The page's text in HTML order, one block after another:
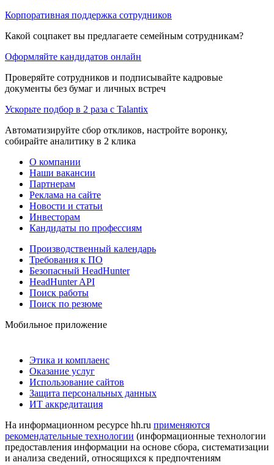
Корпоративная поддержка сотрудников
Какой соцпакет вы предлагаете семейным сотрудникам?
Оформляйте кандидатов онлайн
Проверяйте сотрудников и подписывайте кадровые
документы без бумаг и личных встреч
Ускорьте подбор в 2 раза с Talantix
Автоматизируйте сбор откликов, настройте воронку,
собирайте аналитику в 2 клика
О компании
Наши вакансии
Партнерам
Реклама на сайте
Новости и статьи
Инвесторам
Кандидаты по профессиям
Производственный календарь
Требования к ПО
Безопасный HeadHunter
HeadHunter API
Поиск работы
Поиск по резюме
Мобильное приложение
Этика и комплаенс
Оказание услуг
Использование сайтов
Защита персональных данных
ИТ аккредитация
На информационном ресурсе hh.ru применяются
рекомендательные технологии (информационные технологии
предоставления информации на основе сбора, систематизации
и анализа сведений, относящихся к предпочтениям